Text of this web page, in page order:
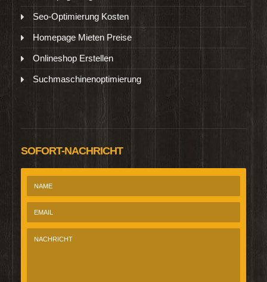
Seo-Optimierung Kosten
Homepage Mieten Preise
Onlineshop Erstellen
Suchmaschinenoptimierung
SOFORT-NACHRICHT